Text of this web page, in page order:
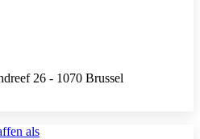
26 - 1070 Brussel
als